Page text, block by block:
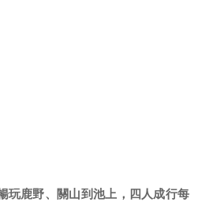
玩鹿野、關山到池上，四人成行每